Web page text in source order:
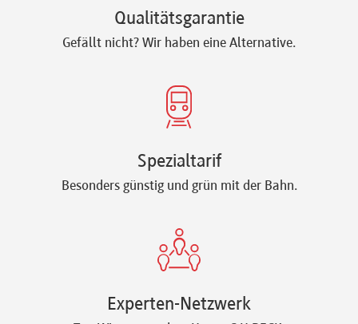
Qualitätsgarantie
Gefällt nicht? Wir haben eine Alternative.
Spezialtarif
Besonders günstig und grün mit der Bahn.
Experten-Netzwerk